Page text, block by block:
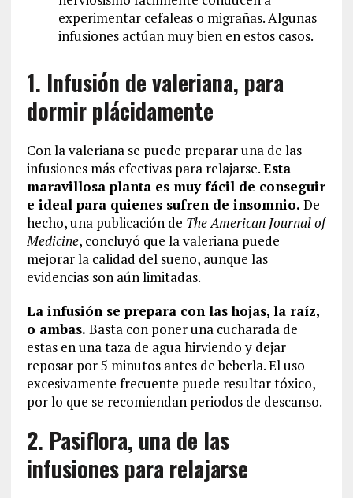
experimentar cefaleas o migrañas. Algunas
infusiones actúan muy bien en estos casos.
1. Infusión de valeriana, para
dormir plácidamente
Con la valeriana se puede preparar una de las
infusiones más efectivas para relajarse.Esta
maravillosa planta es muy fácil de conseguir
e ideal para quienes sufren de insomnio. De
hecho, una publicación de The American Journal of
Medicine, concluyó que la valeriana puede
mejorar la calidad del sueño, aunque las
evidencias son aún limitadas.
La infusión se prepara con las hojas, la raíz,
o ambas. Basta con poner una cucharada de
estas en una taza de agua hirviendo y dejar
reposar por 5 minutos antes de beberla. El uso
excesivamente frecuente puede resultar tóxico,
por lo que se recomiendan periodos de descanso.
2. Pasiflora, una de las
infusiones para relajarse